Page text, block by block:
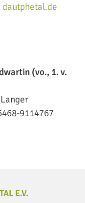
dautphetal.de
(vo., 1. v.
9114767
E.V.